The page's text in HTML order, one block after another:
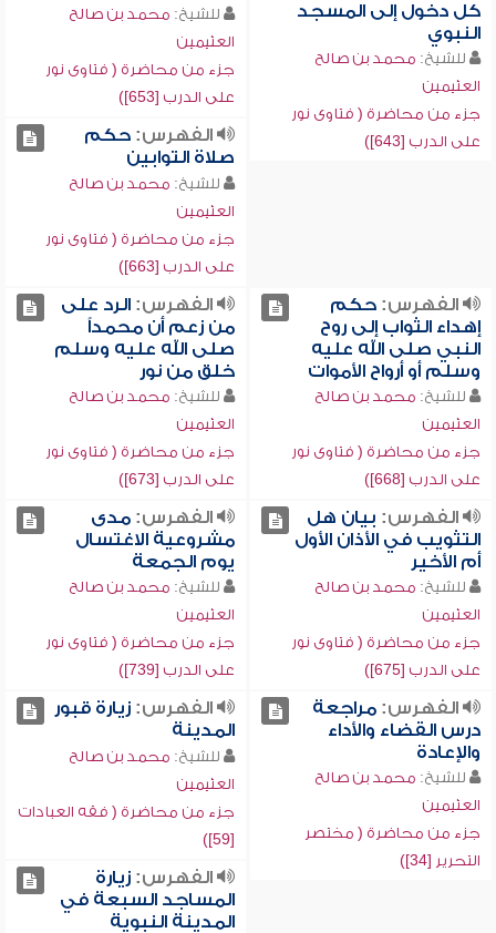
كل دخول إلى المسجد
النبوي
للشيخ: محمد بن صالح
العثيمين
جزء من محاضرة ( فتاوى نور
على الدرب [643])
للشيخ: محمد بن صالح
العثيمين
جزء من محاضرة ( فتاوى نور
على الدرب [653])
الفهرس:حكم
صلاة التوابين
للشيخ: محمد بن صالح
العثيمين
جزء من محاضرة ( فتاوى نور
على الدرب [663])
الفهرس:حكم
إهداء الثواب إلى روح
النبي صلى الله عليه
وسلم أو أرواح الأموات
للشيخ: محمد بن صالح
العثيمين
جزء من محاضرة ( فتاوى نور
على الدرب [668])
الفهرس:الرد على
من زعم أن محمداً
صلى الله عليه وسلم
خلق من نور
للشيخ: محمد بن صالح
العثيمين
جزء من محاضرة ( فتاوى نور
على الدرب [673])
الفهرس: بيان هل
التثويب في الأذان الأول
أم الأخير
للشيخ: محمد بن صالح
العثيمين
جزء من محاضرة ( فتاوى نور
على الدرب [675])
الفهرس:مدى
مشروعية الاغتسال
يوم الجمعة
للشيخ: محمد بن صالح
العثيمين
جزء من محاضرة ( فتاوى نور
على الدرب [739])
الفهرس:مراجعة
درس القضاء والأداء
والإعادة
للشيخ: محمد بن صالح
العثيمين
جزء من محاضرة ( مختصر
التحرير [34])
الفهرس:زيارة قبور
المدينة
للشيخ: محمد بن صالح
العثيمين
جزء من محاضرة ( فقه العبادات
[59])
الفهرس:زيارة
المساجد السبعة في
المدينة النبوية